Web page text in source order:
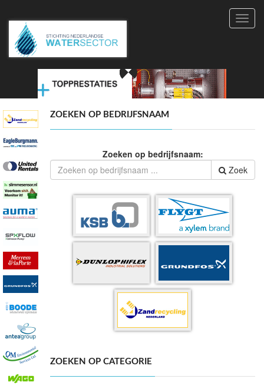
ZOEKEN OP BEDRIJFSNAAM
Zoeken op bedrijfsnaam:
Zoek
ZOEKEN OP CATEGORIE